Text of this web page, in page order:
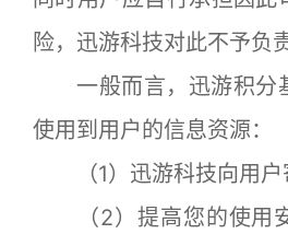
险，迅游科技对此不予负责
一般而言，迅游积分
使用到用户的信息资源：
（1）迅游科技向用户
（2）提高您的使用